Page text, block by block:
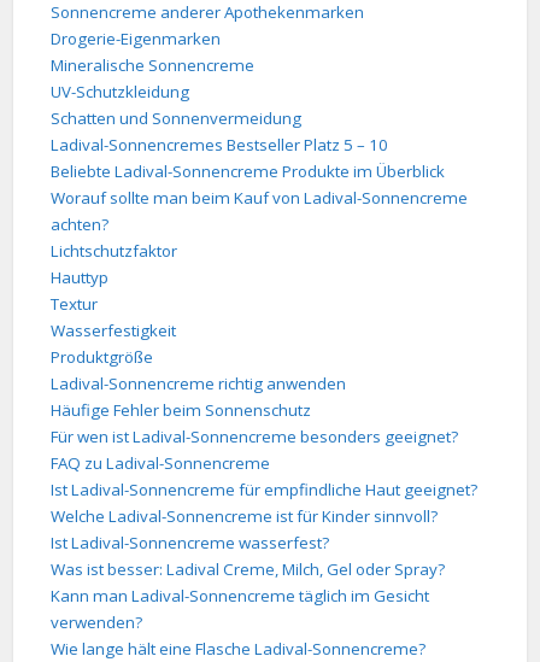
Sonnencreme anderer Apothekenmarken
Drogerie-Eigenmarken
Mineralische Sonnencreme
UV-Schutzkleidung
Schatten und Sonnenvermeidung
Ladival-Sonnencremes Bestseller Platz 5 – 10
Beliebte Ladival-Sonnencreme Produkte im Überblick
Worauf sollte man beim Kauf von Ladival-Sonnencreme
achten?
Lichtschutzfaktor
Hauttyp
Textur
Wasserfestigkeit
Produktgröße
Ladival-Sonnencreme richtig anwenden
Häufige Fehler beim Sonnenschutz
Für wen ist Ladival-Sonnencreme besonders geeignet?
FAQ zu Ladival-Sonnencreme
Ist Ladival-Sonnencreme für empfindliche Haut geeignet?
Welche Ladival-Sonnencreme ist für Kinder sinnvoll?
Ist Ladival-Sonnencreme wasserfest?
Was ist besser: Ladival Creme, Milch, Gel oder Spray?
Kann man Ladival-Sonnencreme täglich im Gesicht
verwenden?
Wie lange hält eine Flasche Ladival-Sonnencreme?